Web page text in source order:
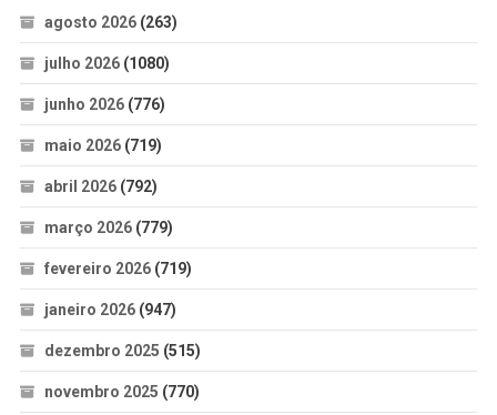
agosto 2026(263)
julho 2026(1080)
junho 2026(776)
maio 2026(719)
abril 2026(792)
março 2026(779)
fevereiro 2026(719)
janeiro 2026(947)
dezembro 2025 (515)
novembro 2025 (770)